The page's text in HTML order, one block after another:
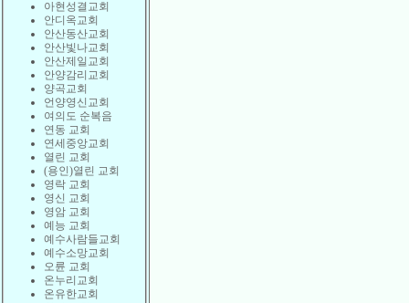
아현성결교회
안디옥교회
안산동산교회
안산빛나교회
안산제일교회
안양감리교회
양곡교회
언양영신교회
여의도 순복음
연동 교회
연세중앙교회
열린 교회
(용인)열린 교회
영락 교회
영신 교회
영암 교회
예능 교회
예수사람들교회
예수소망교회
오륜 교회
온누리교회
온유한교회